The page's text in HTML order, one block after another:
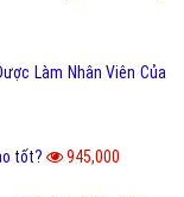
Làm Nhân Viên Của
tốt? 945,000